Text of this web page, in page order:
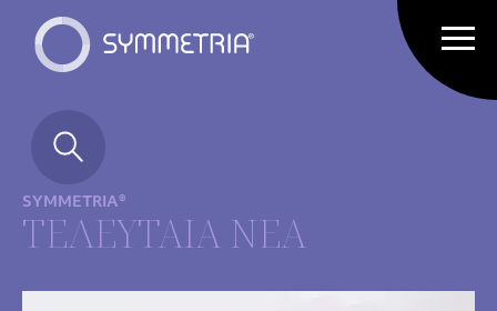
SYMMETRIA®
ΤΕΛΕΥΤΑΙΑ ΝΕΑ